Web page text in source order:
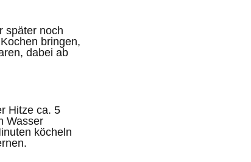
später noch
bringen,
dabei ab
Hitze ca. 5
Wasser
köcheln